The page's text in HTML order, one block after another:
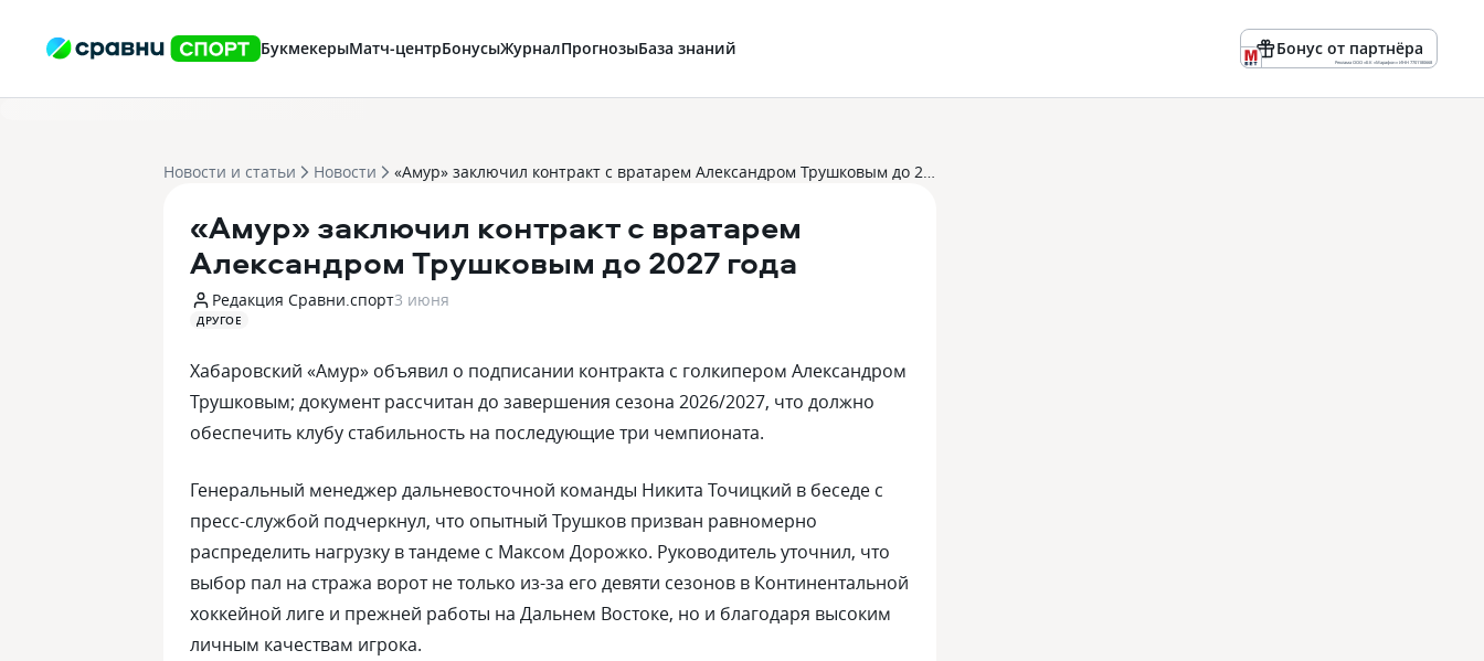
БукмекерыМатч-центрБонусыЖурналПрогнозыБаза знаний Бонус от партнёра
Реклама ООО «БК «Марафон» ИНН 7701180668
Новости и статьи Новости «Амур» заключил контракт с вратарем Александром Трушковым до 2027 года
«Амур» заключил контракт с вратарем
Александром Трушковым до 2027 года
Редакция Сравни.спорт3 июня
ДРУГОЕ
Хабаровский «Амур» объявил о подписании контракта с голкипером Александром
Трушковым; документ рассчитан до завершения сезона 2026/2027, что должно
обеспечить клубу стабильность на последующие три чемпионата.
Генеральный менеджер дальневосточной команды Никита Точицкий в беседе с
пресс-службой подчеркнул, что опытный Трушков призван равномерно
распределить нагрузку в тандеме с Максом Дорожко. Руководитель уточнил, что
выбор пал на стража ворот не только из-за его девяти сезонов в Континентальной
хоккейной лиге и прежней работы на Дальнем Востоке, но и благодаря высоким
личным качествам игрока.